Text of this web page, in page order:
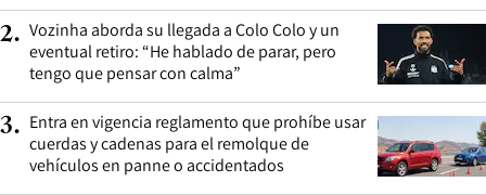
2. Vozinha aborda su llegada a Colo Colo y un
eventual retiro: “He hablado de parar, pero
tengo que pensar con calma”
3. Entra en vigencia reglamento que prohíbe usar
cuerdas y cadenas para el remolque de
vehículos en panne o accidentados